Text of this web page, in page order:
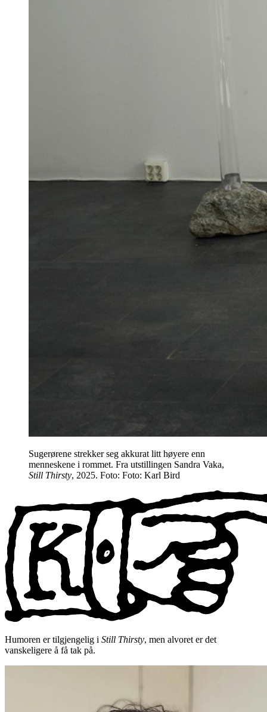
Sugerørene strekker seg akkurat litt høyere enn
menneskene i rommet. Fra utstillingen Sandra Vaka,
Still Thirsty, 2025. Foto: Foto: Karl Bird
Humoren er tilgjengelig i Still Thirsty, men alvoret er det
vanskeligere å få tak på.